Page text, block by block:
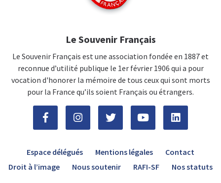
Le Souvenir Français
Le Souvenir Français est une association fondée en 1887 et
reconnue d’utilité publique le 1er février 1906 qui a pour
vocation d'honorer la mémoire de tous ceux qui sont morts
pour la France qu’ils soient Français ou étrangers.
Espace délégués Mentions légales
Contact
Droit à l’image
Nous soutenir RAFI-SF Nos statuts